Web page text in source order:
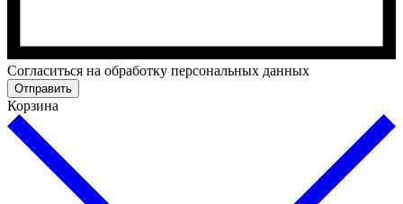
Cогласиться на обработку персональных данных
Отправить
Корзина